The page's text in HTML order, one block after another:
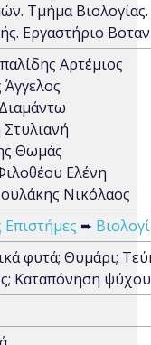
Τμήμα
Εργαστήριο
Αρτέμιος
Θωμάς
Ελένη
Νικόλαος
➨
φυτά; Θυμάρι;
Καταπόνηση